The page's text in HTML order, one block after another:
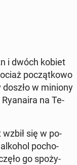
i dwóch kobiet
po­cząt­ko­wo
w miniony
na Te­
wzbił się w po­
po­cho­
go spo­ży­